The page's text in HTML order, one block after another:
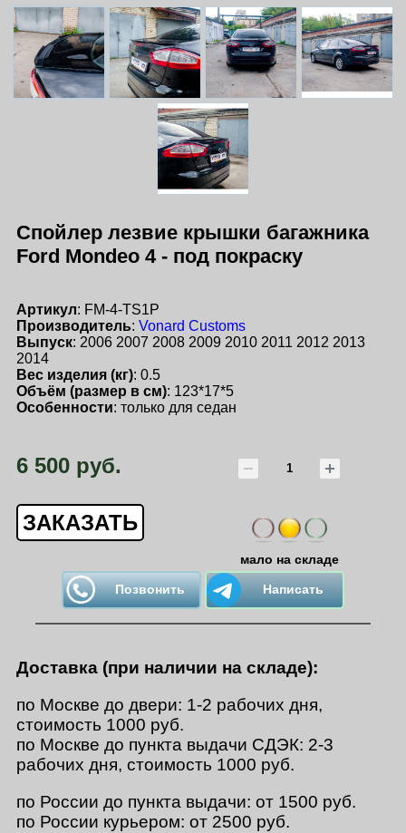
Спойлер лезвие крышки багажника
Ford Mondeo 4 - под покраску
Артикул: FM-4-TS1P
Производитель: Vonard Customs
Выпуск: 2006 2007 2008 2009 2010 2011 2012 2013
2014
Вес изделия (кг): 0.5
Объём (размер в см): 123*17*5
Особенности: только для седан
6 500 руб.
ЗАКАЗАТЬ
мало на складе
Позвонить Написать
Доставка (при наличии на складе):
по Москве до двери: 1-2 рабочих дня,
стоимость 1000 руб.
по Москве до пункта выдачи СДЭК: 2-3
рабочих дня, стоимость 1000 руб.
по России до пункта выдачи: от 1500 руб.
по России курьером: от 2500 руб.